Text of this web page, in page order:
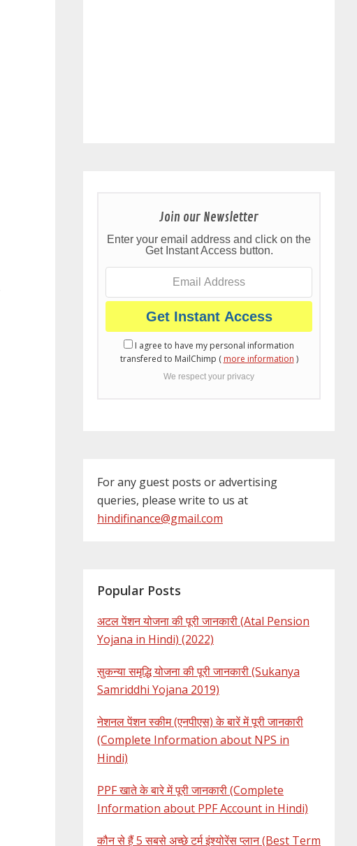
Join our Newsletter
Enter your email address and click on the
Get Instant Access button.
I agree to have my personal information
transfered to MailChimp ( more information )
We respect your privacy
For any guest posts or advertising
queries, please write to us at
hindifinance@gmail.com
Popular Posts
अटल पेंशन योजना की पूरी जानकारी (Atal Pension
Yojana in Hindi) (2022)
सुकन्या समृद्धि योजना की पूरी जानकारी (Sukanya
Samriddhi Yojana 2019)
नेशनल पेंशन स्कीम (एनपीएस) के बारें में पूरी जानकारी
(Complete Information about NPS in
Hindi)
PPF खाते के बारे में पूरी जानकारी (Complete
Information about PPF Account in Hindi)
कौन से हैं 5 सबसे अच्छे टर्म इंश्योरेंस प्लान (Best Term